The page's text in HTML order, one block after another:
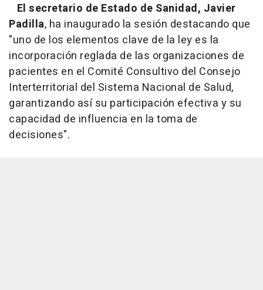
El secretario de Estado de Sanidad, Javier
Padilla, ha inaugurado la sesión destacando que
"uno de los elementos clave de la ley es la
incorporación reglada de las organizaciones de
pacientes en el Comité Consultivo del Consejo
Interterritorial del Sistema Nacional de Salud,
garantizando así su participación efectiva y su
capacidad de influencia en la toma de
decisiones".